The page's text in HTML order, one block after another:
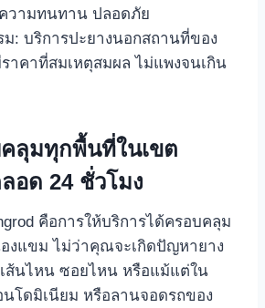
วามทนทาน ปลอดภัย
ม: บริการปะยางนอกสถานที่ของ
ราคาที่สมเหตุสมผล ไม่แพงจนเกิน
ลุมทุกพื้นที่ในเขต
อด 24 ชั่วโมง
คือการให้บริการได้ครอบคลุม
งแขม ไม่ว่าคุณจะเกิดปัญหายาง
ส้นไหน ซอยไหน หรือแม้แต่ใน
โดมิเนียม หรือลานจอดรถของ